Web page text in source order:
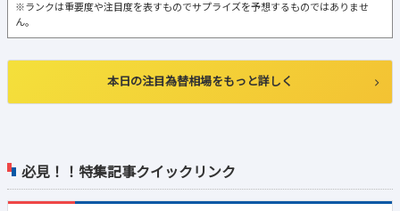
必見！！特集記事クイックリンク
※ランクは重要度や注目度を表すものでサプライズを予想するものではありませ
ん。
本日の注目為替相場をもっと詳しく